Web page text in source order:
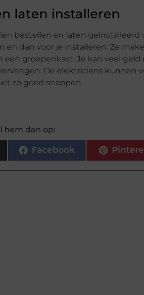
laten installeren
bestellen en laten
en dan voor je installeren. Ze
een groepenkast. Je kan veel geld
De elektriciens kunnen
zo goed snappen.
hem dan op:
Facebook